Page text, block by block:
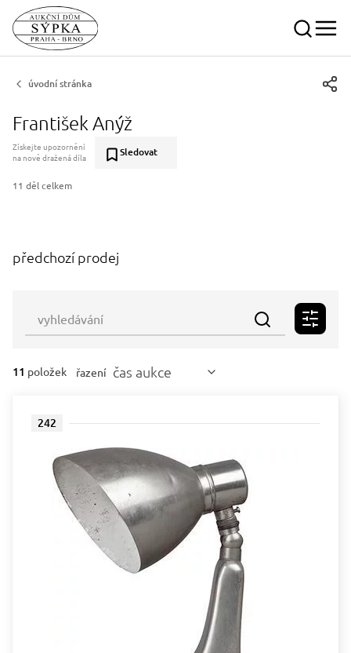
úvodní stránka
František Anýž
Získejte upozornění
na nově dražená díla
Sledovat
11 děl celkem
předchozí prodej
11 položek řazení čas aukce
242